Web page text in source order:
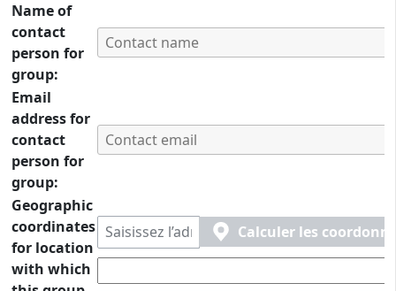
Name of
contact
person for
group:
Email
address for
contact
person for
group:
Geographic
coordinates
for location
with which
Calculer les